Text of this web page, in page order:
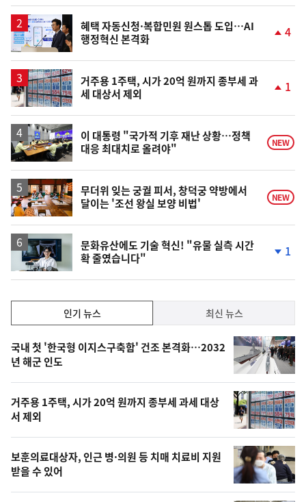
일
혜택 자동신청·복합민원 원스톱 도입…AI
행정혁신 본격화
상
4
거주용 1주택, 시가 20억 원까지 종부세 과
세 대상서 제외
상
승
1
이 대통령 "국가적 기후 재난 상황…정책
대응 최대치로 올려야"
NEW
무더위 잊는 궁궐 피서, 창덕궁 약방에서
달이는 '조선 왕실 보양 비법'
NEW
문화유산에도 기술 혁신! "유물 실측 시간
확 줄였습니다"
하
락
1
기,
최
신,
오
늘
의
영
상
인기 뉴스 최신 뉴스
기
뉴
스
국내 첫 '한국형 이지스구축함' 건조 본격화…2032
년 해군 인도
거주용 1주택, 시가 20억 원까지 종부세 과세 대상
서 제외
보훈의료대상자, 인근 병·의원 등 치매 치료비 지원
받을 수 있어